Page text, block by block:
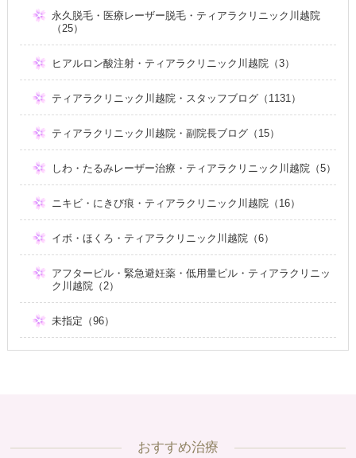
永久脱毛・医療レーザー脱毛・ティアラクリニック川越院
（25）
ヒアルロン酸注射・ティアラクリニック川越院（3）
ティアラクリニック川越院・スタッフブログ（1131）
ティアラクリニック川越院・副院長ブログ（15）
しわ・たるみレーザー治療・ティアラクリニック川越院（5）
ニキビ・にきび痕・ティアラクリニック川越院（16）
イボ・ほくろ・ティアラクリニック川越院（6）
アフターピル・緊急避妊薬・低用量ピル・ティアラクリニッ
ク川越院（2）
未指定（96）
おすすめ治療